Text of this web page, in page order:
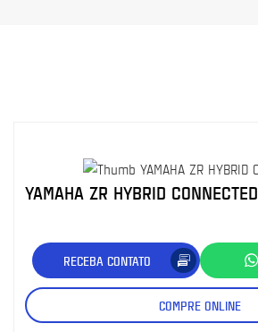
YAMAHA ZR HYBRID CONNECTED
RECEBA CONTATO
COMPRE ONLINE